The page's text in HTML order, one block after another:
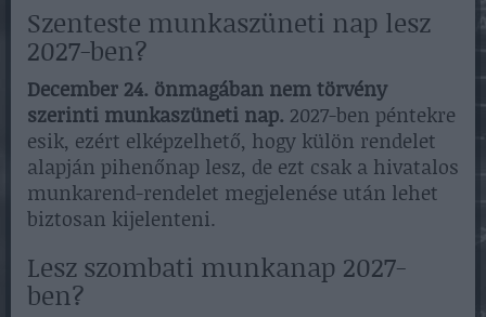
Szenteste munkaszüneti nap lesz
2027-ben?
December 24. önmagában nem törvény
szerinti munkaszüneti nap. 2027-ben péntekre
esik, ezért elképzelhető, hogy külön rendelet
alapján pihenőnap lesz, de ezt csak a hivatalos
munkarend-rendelet megjelenése után lehet
biztosan kijelenteni.
Lesz szombati munkanap 2027-
ben?